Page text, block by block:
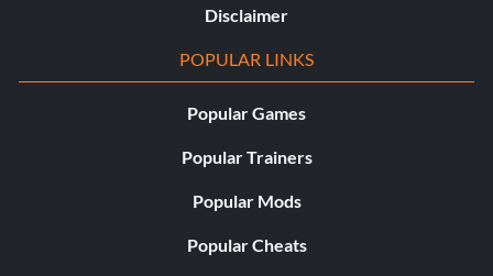
Disclaimer
POPULAR LINKS
Popular Games
Popular Trainers
Popular Mods
Popular Cheats